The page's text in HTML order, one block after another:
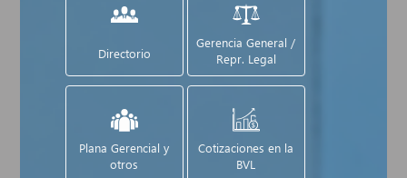
Directorio
Gerencia General /
Repr. Legal
Plana Gerencial y
otros
Cotizaciones en la
BVL